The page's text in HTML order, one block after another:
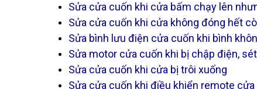
Sửa cửa cuốn khi cửa bấm chạy lên
Sửa cửa cuốn khi cửa không đóng hết
Sửa bình lưu điện cửa cuốn khi bình
Sửa motor cửa cuốn khi bị chập điện,
Sửa cửa cuốn khi cửa bị trôi xuống
Sửa cửa cuốn khi điều khiển remote